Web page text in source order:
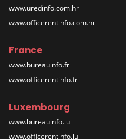
www.uredinfo.com.hr
www.officerentinfo.com.hr
France
www.bureauinfo.fr
www.officerentinfo.fr
Luxembourg
www.bureauinfo.lu
www.officerentinfo.lu